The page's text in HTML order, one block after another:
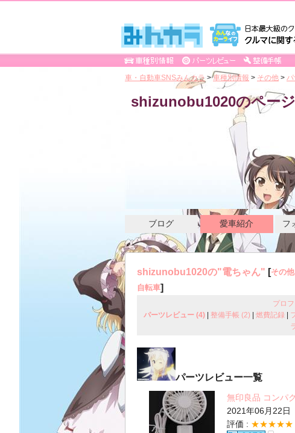
車・自動車SNSみんカラ >車種別情報 > その他 >
shizunobu1020のページ
ブログ 愛車紹介 フ
shizunobu1020の"電ちゃん" [その
自転車]
プロ
パーツレビュー (4)
整備手帳 (2) 燃費記録
パーツレビュー一覧
無印良品 コンパ
2021年06月22日
評価 : ★★★★★